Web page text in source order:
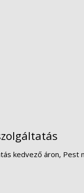
kedvező áron,